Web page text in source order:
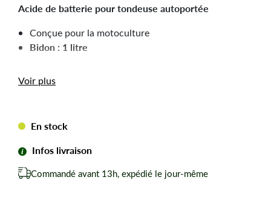
Acide de batterie pour tondeuse autoportée
Conçue pour la motoculture
Bidon : 1 litre
Bouteille renforcée avec bouchon sécurisé
Voir plus
En stock
Infos livraison
Commandé avant 13h, expédié le jour-même